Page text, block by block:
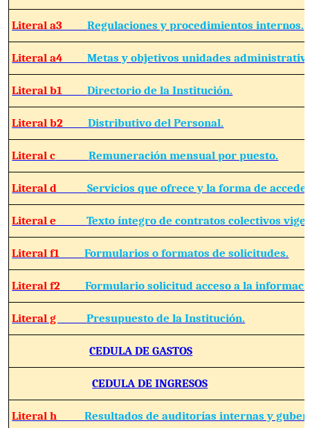
Literal a3Regulaciones y procedimientos internos.
Literal a4Metas y objetivos unidades
Literal b1Directorio de la Institución.
Literal b2Distributivo del Personal.
Literal c Remuneración mensual por puesto.
Literal dServicios que ofrece y la forma de
Literal eTexto íntegro de contratos colectivos
Literal f1Formularios o formatos de solicitudes.
Literal f2Formulario solicitud acceso a la
Literal gPresupuesto de la Institución.
CEDULA DE GASTOS
CEDULA DE INGRESOS
Literal hResultados de auditorías internas y